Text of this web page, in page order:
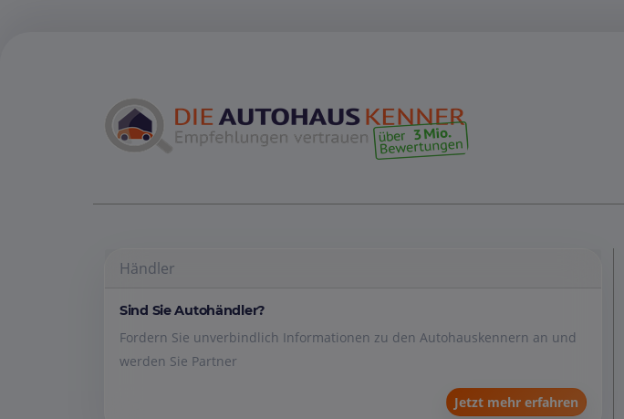
Händler
Sind Sie Autohändler?
Fordern Sie unverbindlich Informationen zu den Autohauskennern an und
werden Sie Partner
Jetzt mehr erfahren